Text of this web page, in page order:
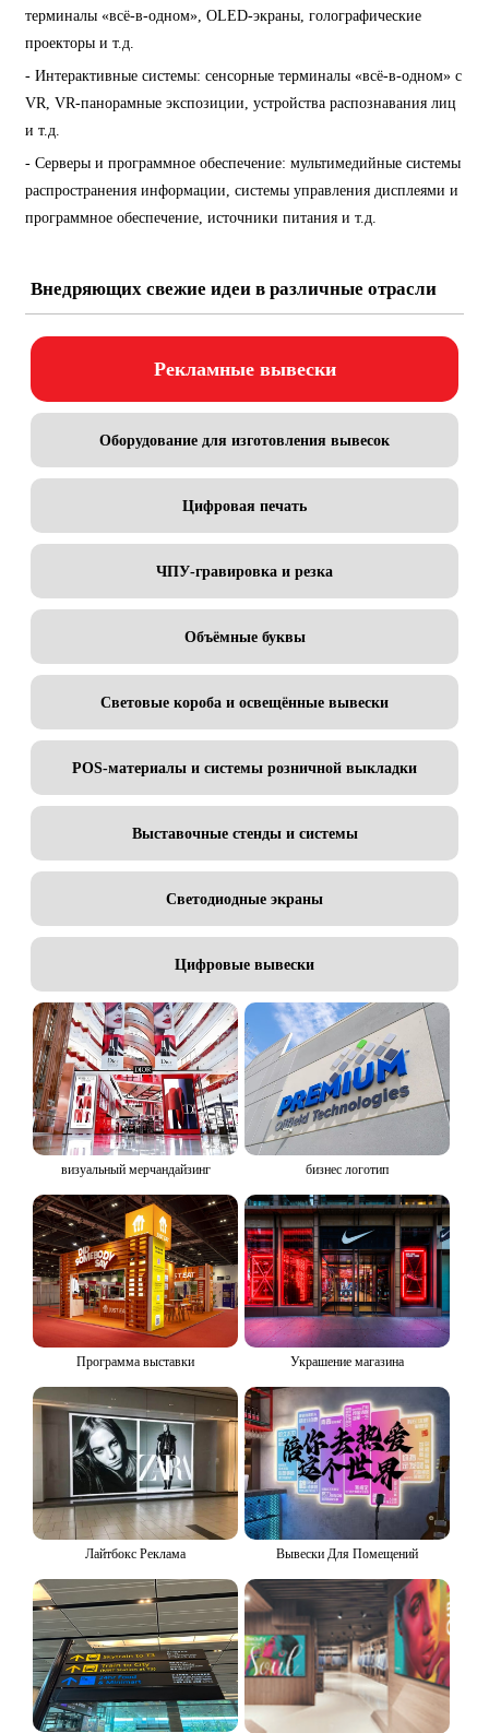
терминалы «всё-в-одном», OLED-экраны, голографические
проекторы и т.д.
- Интерактивные системы: сенсорные терминалы «всё-в-одном» с
VR, VR-панорамные экспозиции, устройства распознавания лиц
и т.д.
- Серверы и программное обеспечение: мультимедийные системы
распространения информации, системы управления дисплеями и
программное обеспечение, источники питания и т.д.
Внедряющих свежие идеи в различные отрасли
Рекламные вывески
Оборудование для изготовления вывесок
Цифровая печать
ЧПУ-гравировка и резка
Объёмные буквы
Световые короба и освещённые вывески
POS-материалы и системы розничной выкладки
Выставочные стенды и системы
Светодиодные экраны
Цифровые вывески
визуальный мерчандайзинг бизнес логотип
Программа выставки Украшение магазина
Лайтбокс Реклама Вывески Для Помещений